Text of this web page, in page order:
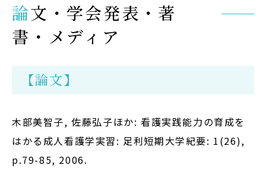
論文・学会発表・著
書・メディア
【論文】
木部美智子, 佐藤弘子ほか: 看護実践能力の育成を
はかる成人看護学実習: 足利短期大学紀要: 1(26),
p.79-85, 2006.